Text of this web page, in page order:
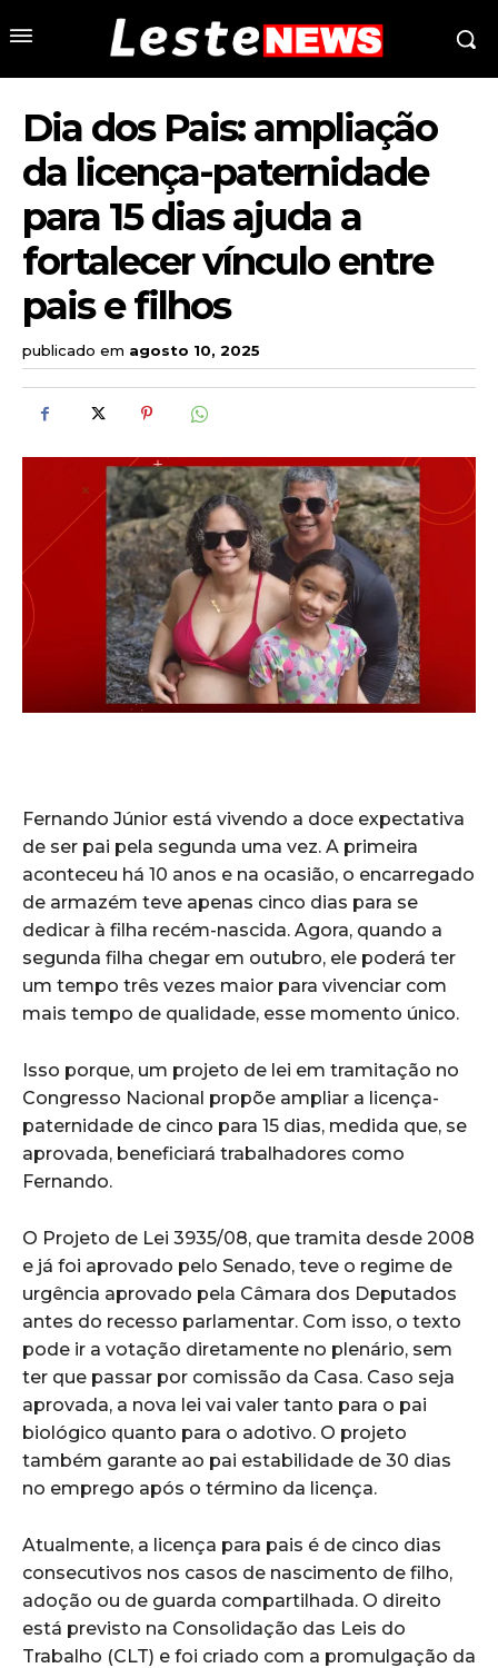
Dia dos Pais: ampliação
da licença-paternidade
para 15 dias ajuda a
fortalecer vínculo entre
pais e filhos
publicado em agosto 10, 2025
Fernando Júnior está vivendo a doce expectativa
de ser pai pela segunda uma vez. A primeira
aconteceu há 10 anos e na ocasião, o encarregado
de armazém teve apenas cinco dias para se
dedicar à filha recém-nascida. Agora, quando a
segunda filha chegar em outubro, ele poderá ter
um tempo três vezes maior para vivenciar com
mais tempo de qualidade, esse momento único.
Isso porque, um projeto de lei em tramitação no
Congresso Nacional propõe ampliar a licença-
paternidade de cinco para 15 dias, medida que, se
aprovada, beneficiará trabalhadores como
Fernando.
O Projeto de Lei 3935/08, que tramita desde 2008
e já foi aprovado pelo Senado, teve o regime de
urgência aprovado pela Câmara dos Deputados
antes do recesso parlamentar. Com isso, o texto
pode ir a votação diretamente no plenário, sem
ter que passar por comissão da Casa. Caso seja
aprovada, a nova lei vai valer tanto para o pai
biológico quanto para o adotivo. O projeto
também garante ao pai estabilidade de 30 dias
no emprego após o término da licença.
Atualmente, a licença para pais é de cinco dias
consecutivos nos casos de nascimento de filho,
adoção ou de guarda compartilhada. O direito
está previsto na Consolidação das Leis do
Trabalho (CLT) e foi criado com a promulgação da